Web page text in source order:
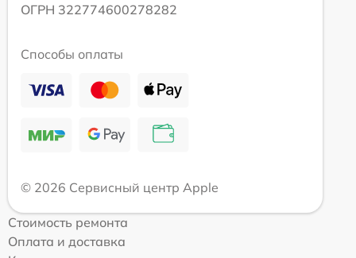
ОГРН 322774600278282
Способы оплаты
© 2026 Сервисный центр Apple
Стоимость ремонта
Оплата и доставка